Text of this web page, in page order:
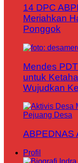
14 DPC
Meriahkan
Ponggok
Mendes
untuk
Wujudkan
ABPEDNAS
Profil